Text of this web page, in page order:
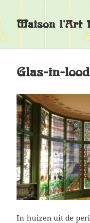
Maison l'Art
Glas-in-lood
In huizen uit de